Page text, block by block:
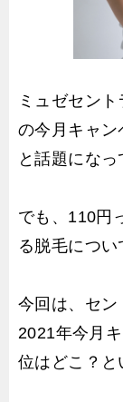
ミュゼセン
の今月キャン
と話題になっ
でも、110円
る脱毛につい
今回は、セ
2021年今月
位はどこ？と